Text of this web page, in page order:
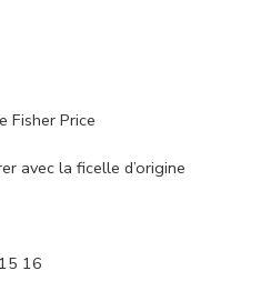
Fisher Price
avec la ficelle d’origine
16